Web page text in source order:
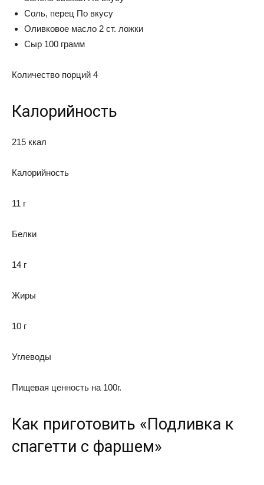
Соль, перец По вкусу
Оливковое масло 2 ст. ложки
Сыр 100 грамм
Количество порций 4
Калорийность
215 ккал
Калорийность
11 г
Белки
14 г
Жиры
10 г
Углеводы
Пищевая ценность на 100г.
Как приготовить «Подливка к
спагетти с фаршем»